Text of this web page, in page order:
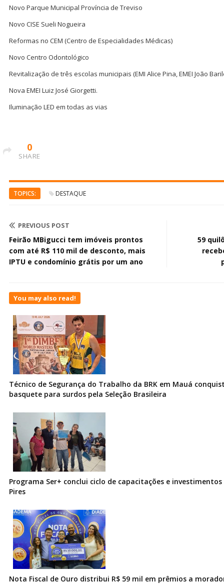
Novo Parque Municipal Província de Treviso
Novo CISE Sueli Nogueira
Reformas no CEM (Centro de Especialidades Médicas)
Novo Centro Odontológico
Revitalização de três escolas municipais (EMI Alice Pina, EMEI João
Nova EMEI Luiz José Giorgetti.
Iluminação LED em todas as vias
0
SHARE
TOPICS: DESTAQUE
PREVIOUS POST
Feirão MBigucci tem imóveis prontos
com até R$ 110 mil de desconto, mais
IPTU e condomínio grátis por um ano
59
You may also read!
Técnico de Segurança do Trabalho da BRK em Mauá
basquete para surdos pela Seleção Brasileira
Programa Ser+ conclui ciclo de capacitações e
Pires
Nota Fiscal de Ouro distribui R$ 59 mil em prêmios a